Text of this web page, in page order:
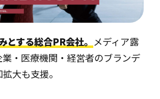
とする総合PR会社。 メディア露
業・医療機関・経営者のブランデ
大も支援。